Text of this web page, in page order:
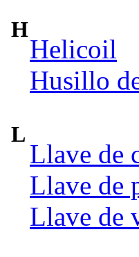
H
Helicoil
Husillo
L
Llave de
Llave de
Llave de